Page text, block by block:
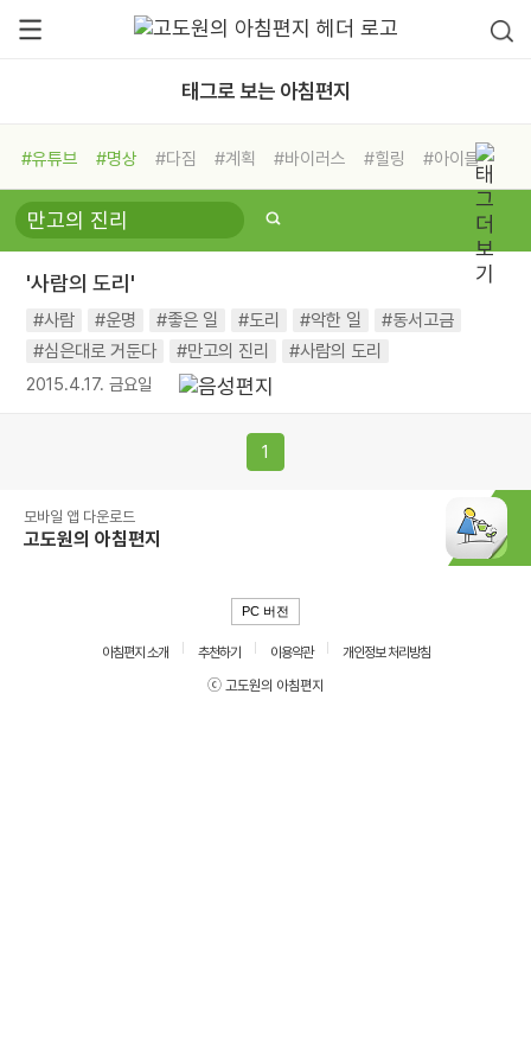
태그로 보는 아침편지
#유튜브 #명상 #다짐 #계획 #바이러스 #힐링
#아이들
#비전캠프
#독서캠프 #삶
#희망
#나눔 #친구 #링컨학교
#독서
#건강
'사람의 도리'
#사람 #운명 #좋은 일 #도리 #악한 일
#동서고금
#심은대로 거둔다
#만고의 진리 #사람의 도리
2015.4.17. 금요일
1
모바일 앱 다운로드
고도원의 아침편지
PC 버전
아침편지 소개 추천하기 이용약관
개인정보 처리방침
ⓒ 고도원의 아침편지